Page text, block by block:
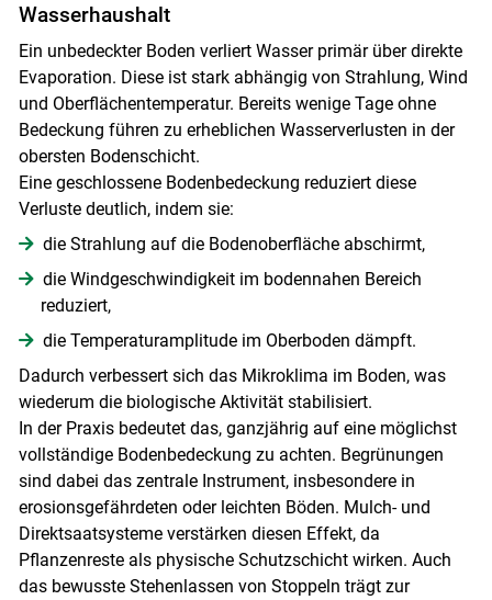
Wasserhaushalt
Ein unbedeckter Boden verliert Wasser primär über direkte
Evaporation. Diese ist stark abhängig von Strahlung, Wind
und Oberflächentemperatur. Bereits wenige Tage ohne
Bedeckung führen zu erheblichen Wasserverlusten in der
obersten Bodenschicht.
Eine geschlossene Bodenbedeckung reduziert diese
Verluste deutlich, indem sie:
die Strahlung auf die Bodenoberfläche abschirmt,
die Windgeschwindigkeit im bodennahen Bereich
reduziert,
die Temperaturamplitude im Oberboden dämpft.
Dadurch verbessert sich das Mikroklima im Boden, was
wiederum die biologische Aktivität stabilisiert.
In der Praxis bedeutet das, ganzjährig auf eine möglichst
vollständige Bodenbedeckung zu achten. Begrünungen
sind dabei das zentrale Instrument, insbesondere in
erosionsgefährdeten oder leichten Böden. Mulch- und
Direktsaatsysteme verstärken diesen Effekt, da
Pflanzenreste als physische Schutzschicht wirken. Auch
das bewusste Stehenlassen von Stoppeln trägt zur